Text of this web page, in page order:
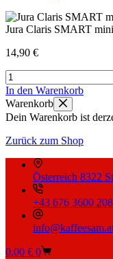
Jura Claris SMART
14,90 €
Jura
Claris
SMART
mini
Wasserfilter
Menge
In den Warenkorb
Warenkorb
Dein Warenkorb ist
Zurück zum Shop
Österreich 8322
+43 676 3600 208
Warenkorb
0,00 € 0